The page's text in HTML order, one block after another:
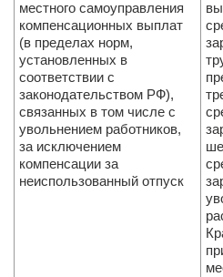
местного самоуправления
компенсационных выплат
(в пределах норм,
установленных в
соответствии с
законодательством РФ),
связанных в том числе с
увольнением работников,
за исключением
компенсации за
неиспользованный отпуск